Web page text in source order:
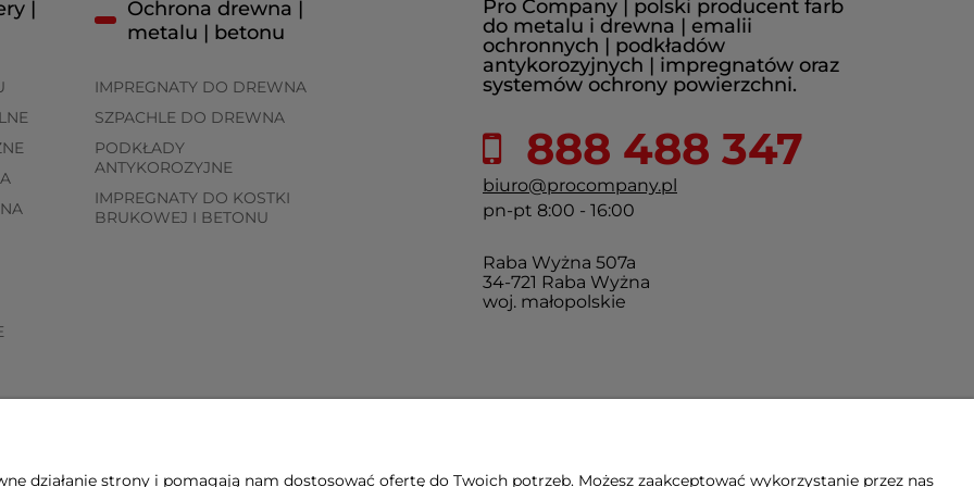
Pro Company | polski producent farb
do metalu i drewna | emalii
ochronnych | podkładów
antykorozyjnych | impregnatów oraz
systemów ochrony powierzchni.
888 488 347
biuro@procompany.pl
pn-pt 8:00 - 16:00
Raba Wyżna 507a
34-721 Raba Wyżna
woj. małopolskie
|
Ochrona drewna |
metalu | betonu
IMPREGNATY DO DREWNA
SZPACHLE DO DREWNA
PODKŁADY
ANTYKOROZYJNE
IMPREGNATY DO KOSTKI
BRUKOWEJ I BETONU
działanie strony i pomagają nam dostosować ofertę do Twoich potrzeb. Możesz zaakceptować wykorzystanie przez nas